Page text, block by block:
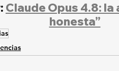
Claude Opus 4.8: la
honesta”